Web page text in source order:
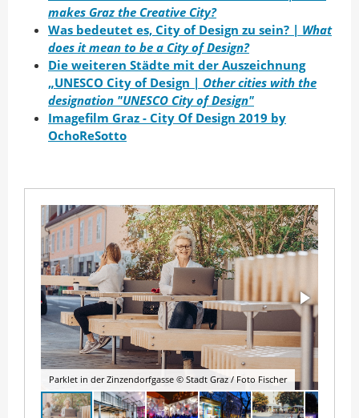
A
I
n
t
e
i
l
e
o
k
t
e
i
l
e
makes Graz the Creative City?
Was bedeutet es, City of Design zu sein? | What
does it mean to be a City of Design?
Die weiteren Städte mit der Auszeichnung
„UNESCO City of Design | Other cities with the
designation "UNESCO City of Design"
Imagefilm Graz - City Of Design 2019 by
OchoReSotto
Parklet in der Zinzendorfgasse © Stadt Graz / Foto Fischer